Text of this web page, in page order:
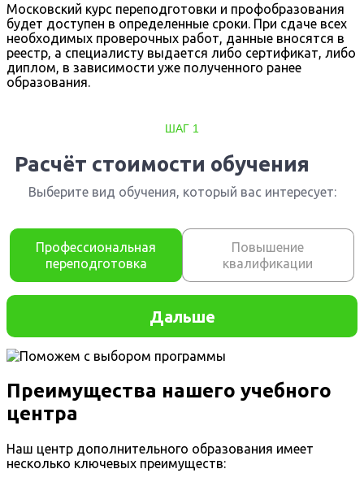
Московский курс переподготовки и профобразования
будет доступен в определенные сроки. При сдаче всех
необходимых проверочных работ, данные вносятся в
реестр, а специалисту выдается либо сертификат, либо
диплом, в зависимости уже полученного ранее
образования.
Преимущества нашего учебного
центра
Наш центр дополнительного образования имеет
несколько ключевых преимуществ: